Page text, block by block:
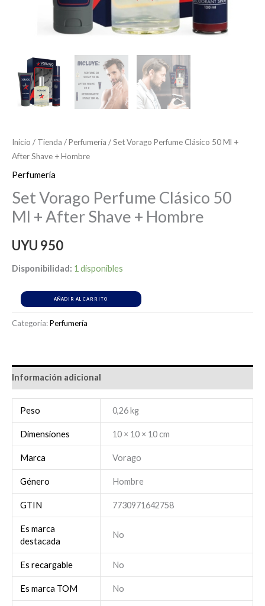
Inicio / Tienda /Perfumería / Set Vorago Perfume Clásico 50 Ml +
After Shave + Hombre
Perfumería
Set Vorago Perfume Clásico 50
Ml + After Shave + Hombre
UYU 950
Disponibilidad: 1 disponibles
AÑADIR AL CARRITO
Categoría:Perfumería
Información adicional
Peso 0,26 kg
Dimensiones 10 × 10 × 10 cm
Marca Vorago
Género Hombre
GTIN 7730971642758
Es marca
destacada
No
Es recargable No
Es marca TOM No